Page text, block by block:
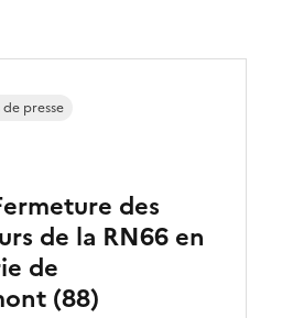
des
de la RN66 en
de
(88)
presse